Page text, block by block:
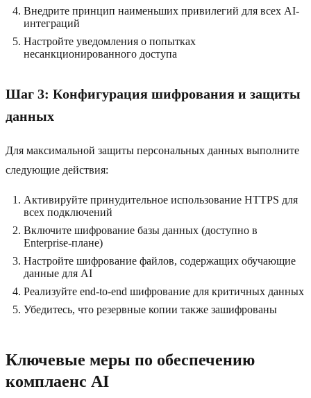
Внедрите принцип наименьших привилегий для всех AI-
интеграций
Настройте уведомления о попытках
несанкционированного доступа
Шаг 3: Конфигурация шифрования и защиты
данных
Для максимальной защиты персональных данных выполните
следующие действия:
Активируйте принудительное использование HTTPS для
всех подключений
Включите шифрование базы данных (доступно в
Enterprise-плане)
Настройте шифрование файлов, содержащих обучающие
данные для AI
Реализуйте end-to-end шифрование для критичных данных
Убедитесь, что резервные копии также зашифрованы
Ключевые меры по обеспечению
комплаенс AI